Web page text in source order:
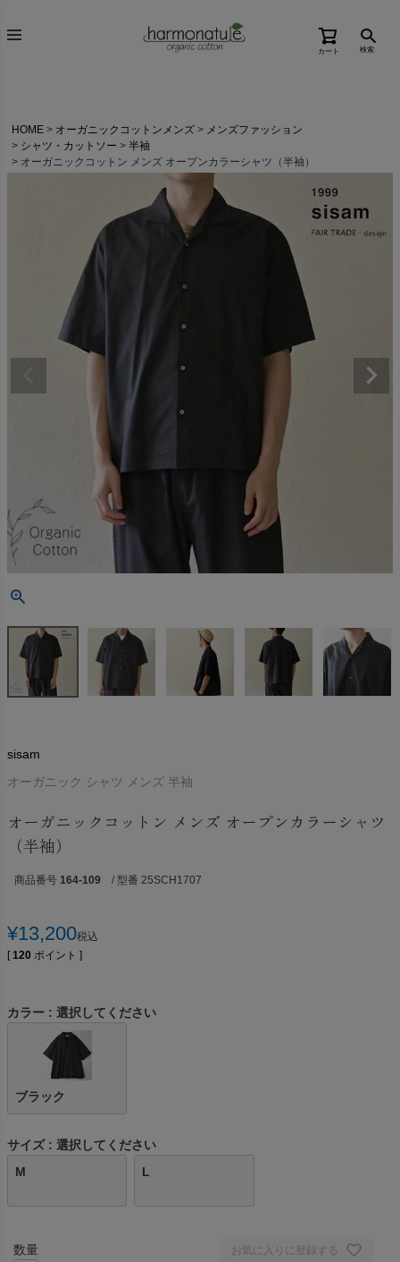
カート 検索
HOME オーガニックコットンメンズ
メンズファッション
シャツ・カットソー
半袖
オーガニックコットン メンズ オープンカラーシャツ（半袖）
sisam
オーガニック シャツ メンズ 半袖
オーガニックコットン メンズ オープンカラーシャツ
（半袖）
商品番号 164-109 / 型番 25SCH1707
¥13,200税込
[ 120 ポイント ]
カラー 選択してください
ブラック
サイズ
選択してください
M
L
お気に入りに登録する